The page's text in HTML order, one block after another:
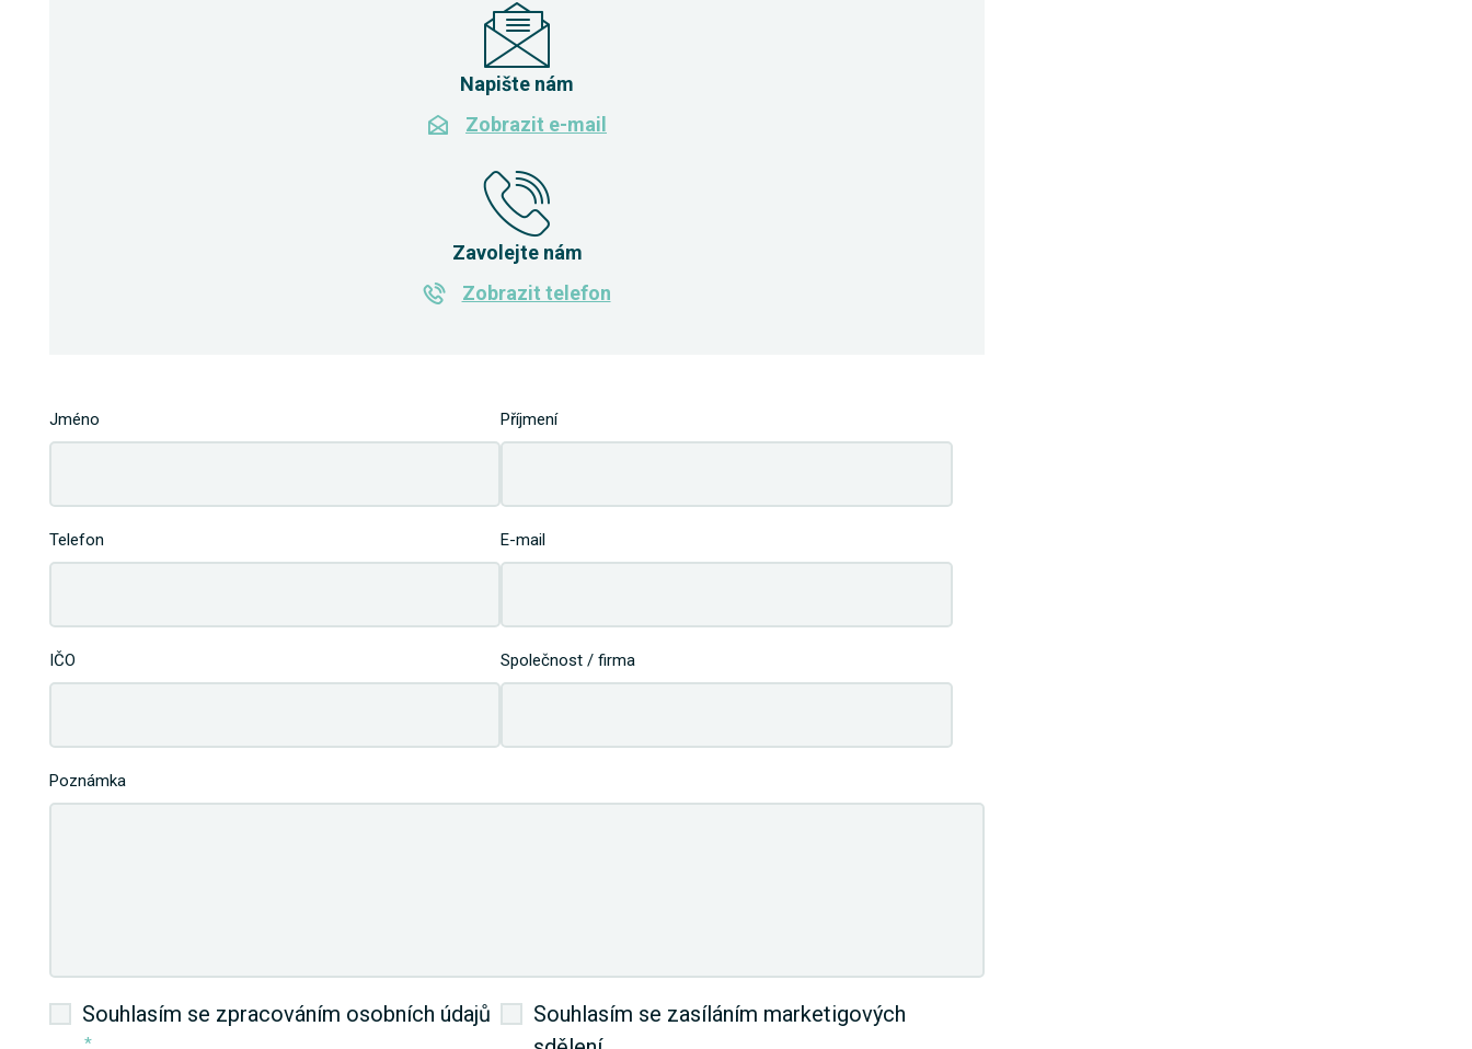
Napište nám
Zobrazit e-mail
Zavolejte nám
Zobrazit telefon
Jméno Příjmení
Telefon E-mail
IČO Společnost / firma
Poznámka
Souhlasím se zpracováním osobních údajů
*
Souhlasím se zasíláním marketigových